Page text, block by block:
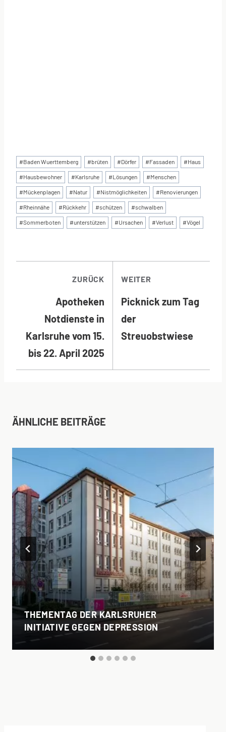
Schlagworte:
#Baden Wuerttemberg #brüten #Dörfer #Fassaden #Haus
#Hausbewohner #Karlsruhe #Lösungen #Menschen
#Mückenplagen #Natur #Nistmöglichkeiten #Renovierungen
#Rheinnähe #Rückkehr #schützen #schwalben
#Sommerboten #unterstützen #Ursachen #Verlust #Vögel
ZURÜCK
Apotheken
Notdienste in
Karlsruhe vom 15.
bis 22. April 2025
WEITER
Picknick zum Tag
der
Streuobstwiese
ÄHNLICHE BEITRÄGE
THEMENTAG DER KARLSRUHER
INITIATIVE GEGEN DEPRESSION